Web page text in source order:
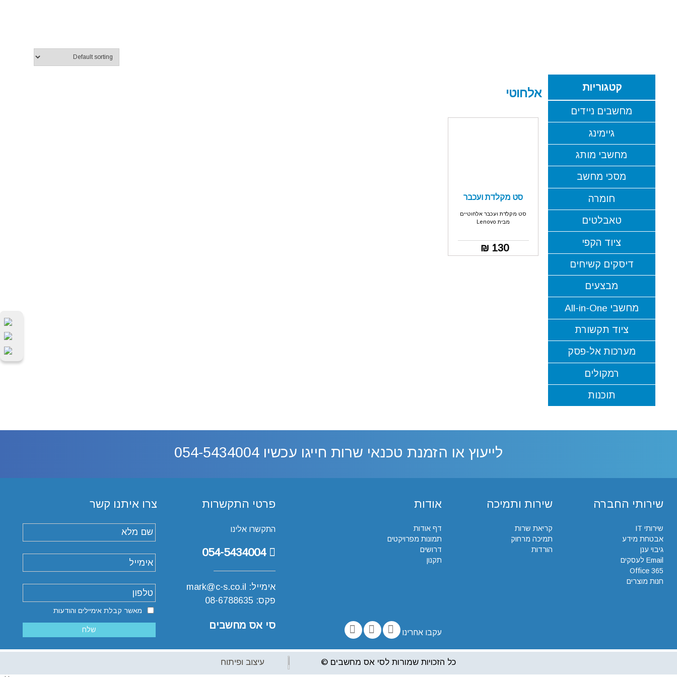
אלחוטי
סט מקלדת ועכבר
אלחוטיים LENOVO
510
סט מקלדת ועכבר אלחוטיים
מבית Lenovo
₪ 130
קטגוריות
מחשבים ניידים
גיימינג
מחשבי מותג
מסכי מחשב
חומרה
טאבלטים
ציוד הקפי
דיסקים קשיחים
מבצעים
מחשבי All-in-One
ציוד תקשורת
מערכות אל-פסק
רמקולים
תוכנות
לייעוץ או הזמנת טכנאי שרות חייגו עכשיו 054-5434004
צרו איתנו קשר
מאשר קבלת אימיילים והודעות
פרטי התקשרות
התקשרו אלינו
054-5434004
אימייל: mark@c-s.co.il
פקס: 08-6788635
סי אס מחשבים
אודות
דף אודות
תמונות מפרויקטים
דרושים
תקנון
עקבו אחרינו
שירות ותמיכה
קריאת שרות
תמיכה מרחוק
הורדות
שירותי החברה
שירותי IT
אבטחת מידע
גיבוי ענן
Email לעסקים
Office 365
חנות מוצרים
כל הזכויות שמורות לסי אס מחשבים © עיצוב ופיתוח